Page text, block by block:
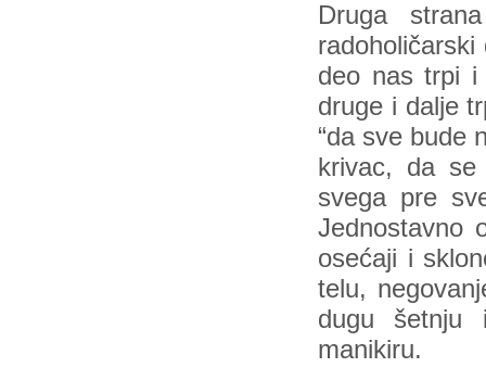
Druga
deo nas trpi i
druge i dalje
“da sve bude
krivac, da se
svega pre
Jednostavno
osećaji i
telu,
dugu šetnju
manikiru.